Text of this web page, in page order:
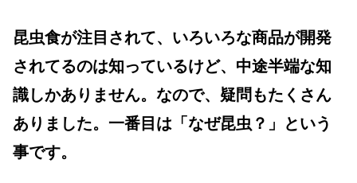
昆虫食が注目されて、いろいろな商品が開発
されてるのは知っているけど、中途半端な知
識しかありません。なので、疑問もたくさん
ありました。一番目は「なぜ昆虫？」という
事です。